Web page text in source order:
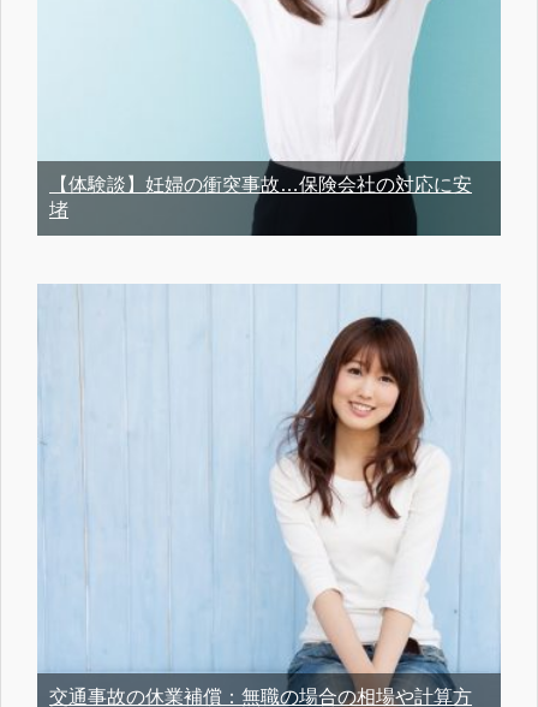
【体験談】妊婦の衝突事故…保険会社の対応に安
堵
交通事故の休業補償：無職の場合の相場や計算方